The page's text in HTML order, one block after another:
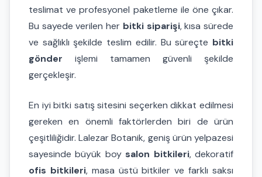
teslimat ve profesyonel paketleme ile öne çıkar.
Bu sayede verilen her bitki siparişi, kısa sürede
ve sağlıklı şekilde teslim edilir. Bu süreçte bitki
gönder işlemi tamamen güvenli şekilde
gerçekleşir.
En iyi bitki satış sitesini seçerken dikkat edilmesi
gereken en önemli faktörlerden biri de ürün
çeşitliliğidir. Lalezar Botanik, geniş ürün yelpazesi
sayesinde büyük boy salon bitkileri, dekoratif
ofis bitkileri, masa üstü bitkiler ve farklı saksı